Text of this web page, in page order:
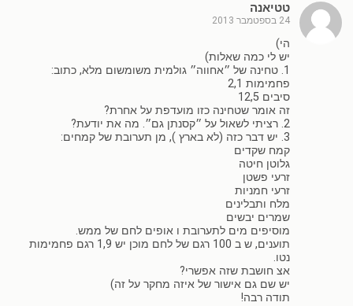
טטיאנה
24 בספטמבר 2013
הי)
יש לי כמה שאלות)
1. טחינה של ״אחווה״ גולמית משומשום מלא, כתוב:
פחמימות 2,1
סיבים 12,5
זה אומר שטחינה כזו מועדפת על אחרת?
2. רציתי לשאול על ״קסנתן גם״. מה את יודעת?
3. יש דבר כזה (לא בארץ ), מן תערובת של קמחים:
קמח שקדים
גלוטן חיטה
זרעי פשטן
זרעי חמניות
מלח ותבלינים
שמרים יבשים
מוסיפים מים לתערובת ו אופים לחם של ממש.
תוענים, ש ב 100 רגם של לחם מוכן יש 1,9 רגם פחמימות
נטו.
אצ חושבת שזה אפשרי?
יש שם גם אישור של איזה מחקר על זה)
תודה רבה!